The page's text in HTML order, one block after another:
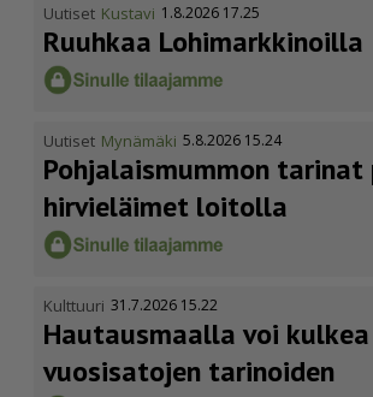
Uutiset Kustavi 1.8.2026 17.25
Ruuhkaa Lohimark­ki­noilla
Uutiset Mynämäki 5.8.2026 15.24
Pohja­lais­mummon
hirvieläimet loitolla
Kulttuuri 31.7.2026 15.22
Hautausmaalla voi
vuosisatojen tarinoiden